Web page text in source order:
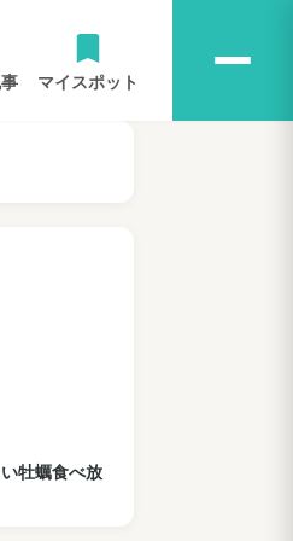
マイスポット
牡蠣食べ放